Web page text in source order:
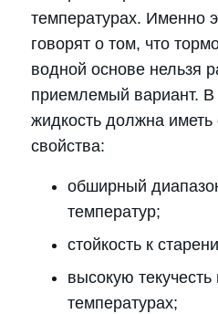
температурах. Именно
говорят о том, что
водной основе нельзя
приемлемый вариант.
жидкость должна
свойства:
обширный
температур;
стойкость к
высокую
температурах;